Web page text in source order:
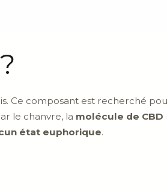
Ce composant est recherché
le chanvre, la molécule de CBD
état euphorique.